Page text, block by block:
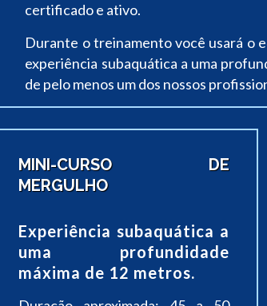
certificado e ativo.
Durante o treinamento você usará o
experiência subaquática a uma
de pelo menos um dos nossos
MINI-CURSO DE
MERGULHO
Experiência subaquática a
uma profundidade
máxima de 12 metros.